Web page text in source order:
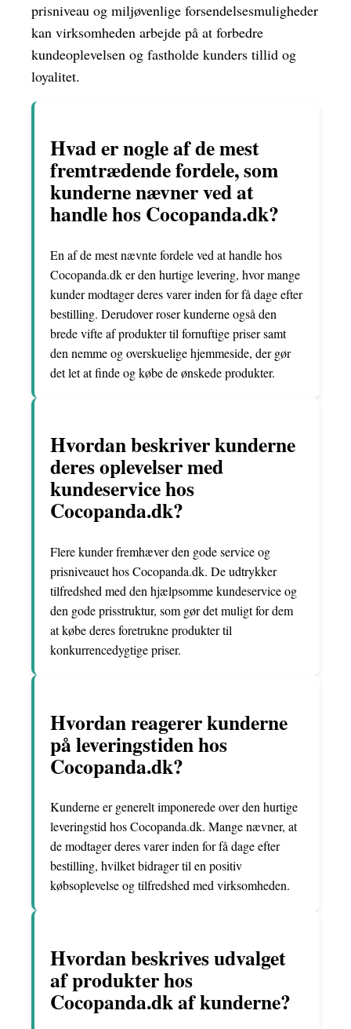
prisniveau og miljøvenlige forsendelsesmuligheder
kan virksomheden arbejde på at forbedre
kundeoplevelsen og fastholde kunders tillid og
loyalitet.
Hvad er nogle af de mest
fremtrædende fordele, som
kunderne nævner ved at
handle hos Cocopanda.dk?
En af de mest nævnte fordele ved at handle hos
Cocopanda.dk er den hurtige levering, hvor mange
kunder modtager deres varer inden for få dage efter
bestilling. Derudover roser kunderne også den
brede vifte af produkter til fornuftige priser samt
den nemme og overskuelige hjemmeside, der gør
det let at finde og købe de ønskede produkter.
Hvordan beskriver kunderne
deres oplevelser med
kundeservice hos
Cocopanda.dk?
Flere kunder fremhæver den gode service og
prisniveauet hos Cocopanda.dk. De udtrykker
tilfredshed med den hjælpsomme kundeservice og
den gode prisstruktur, som gør det muligt for dem
at købe deres foretrukne produkter til
konkurrencedygtige priser.
Hvordan reagerer kunderne
på leveringstiden hos
Cocopanda.dk?
Kunderne er generelt imponerede over den hurtige
leveringstid hos Cocopanda.dk. Mange nævner, at
de modtager deres varer inden for få dage efter
bestilling, hvilket bidrager til en positiv
købsoplevelse og tilfredshed med virksomheden.
Hvordan beskrives udvalget
af produkter hos
Cocopanda.dk af kunderne?